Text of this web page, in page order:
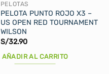
PELOTAS
PELOTA PUNTO ROJO X3 –
US OPEN RED TOURNAMENT
WILSON
S/32.90
AÑADIR AL CARRITO